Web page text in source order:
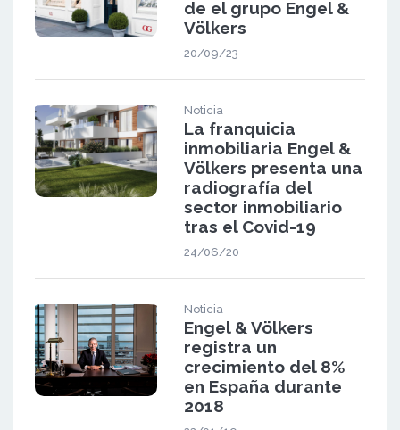
de el grupo Engel &
Völkers
20/09/23
Noticia
La franquicia
inmobiliaria Engel &
Völkers presenta una
radiografía del
sector inmobiliario
tras el Covid-19
24/06/20
Noticia
Engel & Völkers
registra un
crecimiento del 8%
en España durante
2018